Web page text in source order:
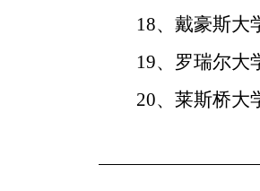
18、戴豪斯大学
19、罗瑞尔大
20、莱斯桥大学